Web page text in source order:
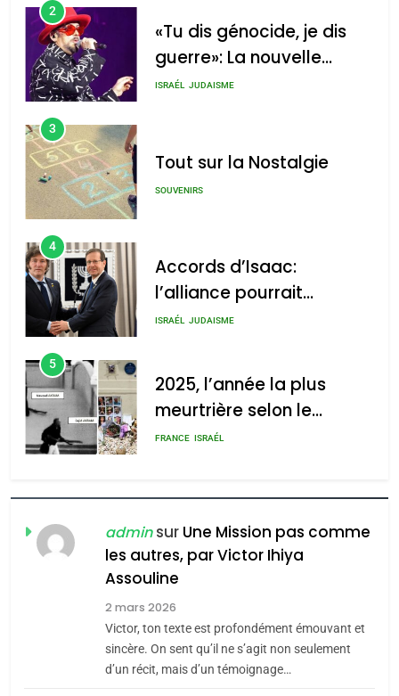
2
«Tu dis génocide, je dis
guerre»: La nouvelle
chanson de Boy George
ISRAÉL JUDAISME
3
Tout sur la Nostalgie
SOUVENIRS
4
Accords d’Isaac:
l’alliance pourrait
s’étendre à 13 pays
ISRAÉL JUDAISME
5
2025, l’année la plus
meurtrière selon le
rapport d’ADL contre
FRANCE ISRAÉL
FIÈRE, DIGNE ET RÉSILIENTE :
POURQUOI JE REVENDIQUE
MA JUDAÏTE par Thérèse
Zrihen-Dvir
ISRAÉL JUDAISME
CE QUI NOUS MANQUE –
Jacques Hadida
JUDAISME
adminsur Une Mission pas comme
les autres, par Victor Ihiya
Assouline
2 mars 2026
Victor, ton texte est profondément émouvant et
sincère. On sent qu’il ne s’agit non seulement
d’un récit, mais d’un témoignage…